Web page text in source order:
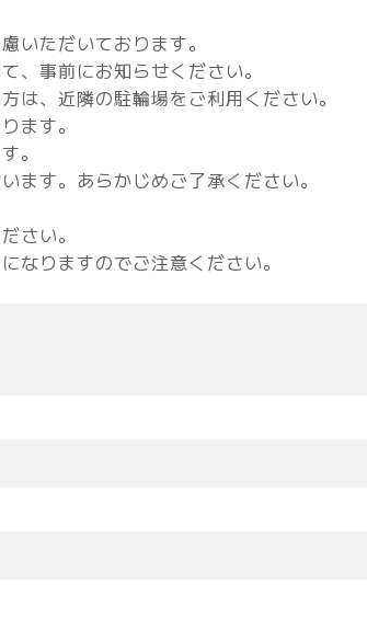
いただいております。
、事前にお知らせください。
、近隣の駐輪場をご利用ください。
ます。
。
す。あらかじめご了承ください。
さい。
なりますのでご注意ください。